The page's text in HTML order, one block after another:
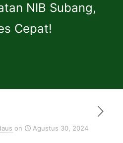
NIB Subang,
Cepat!
on Agustus 30, 2024